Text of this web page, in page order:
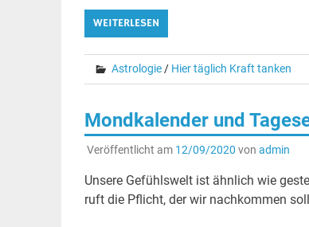
WEITERLESEN
Astrologie/ Hier täglich Kraft tanken
Mondkalender und
Veröffentlicht am 12/09/2020 von admin
Unsere Gefühlswelt ist ähnlich wie
ruft die Pflicht, der wir nachkommen